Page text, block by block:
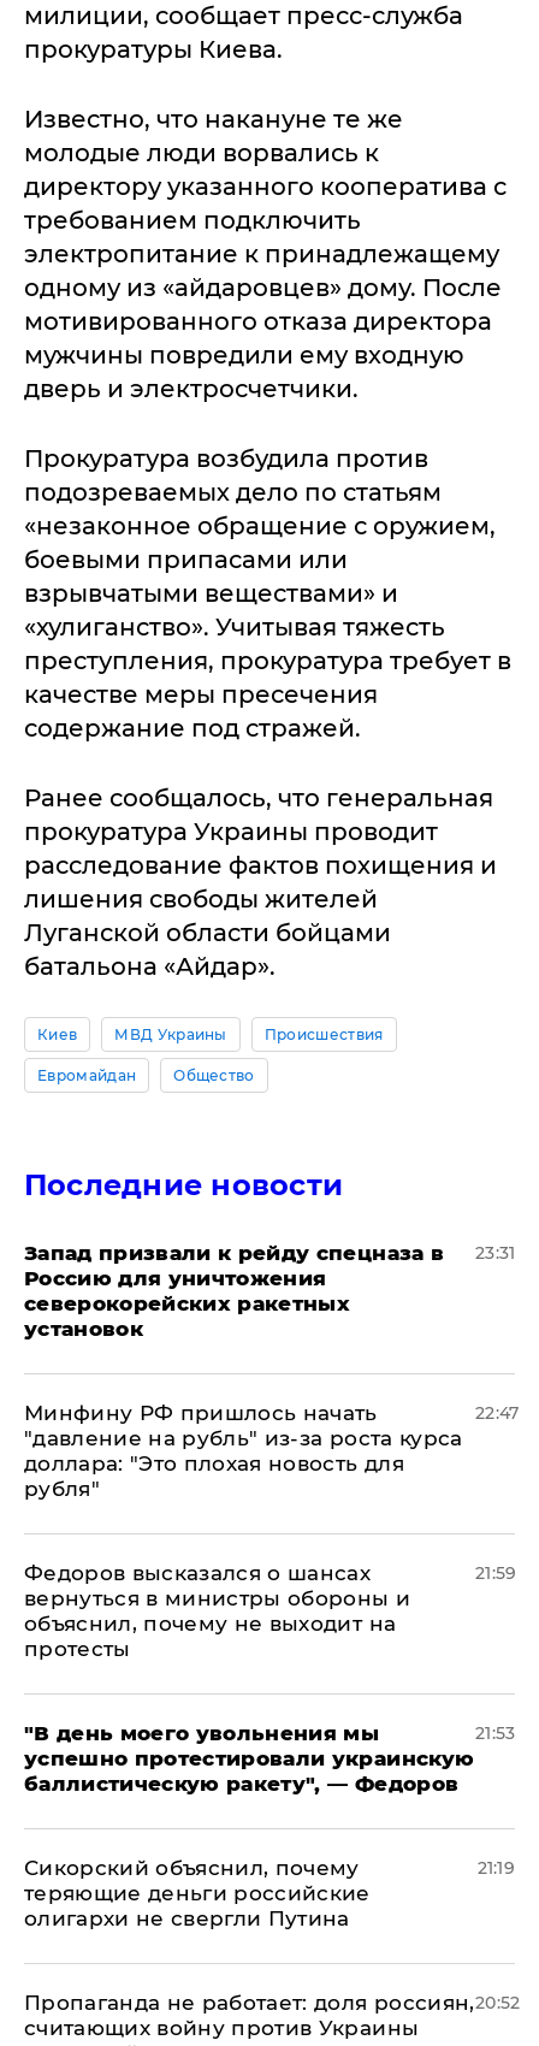
милиции, сообщает пресс-служба
прокуратуры Киева.
Известно, что накануне те же
молодые люди ворвались к
директору указанного кооператива с
требованием подключить
электропитание к принадлежащему
одному из «айдаровцев» дому. После
мотивированного отказа директора
мужчины повредили ему входную
дверь и электросчетчики.
Прокуратура возбудила против
подозреваемых дело по статьям
«незаконное обращение с оружием,
боевыми припасами или
взрывчатыми веществами» и
«хулиганство». Учитывая тяжесть
преступления, прокуратура требует в
качестве меры пресечения
содержание под стражей.
Ранее сообщалось, что генеральная
прокуратура Украины проводит
расследование фактов похищения и
лишения свободы жителей
Луганской области бойцами
батальона «Айдар».
Киев МВД Украины Происшествия
Евромайдан Общество
Последние новости
Запад призвали к рейду спецназа в
Россию для уничтожения
северокорейских ракетных
установок
23:31
Минфину РФ пришлось начать
"давление на рубль" из-за роста курса
доллара: "Это плохая новость для
рубля"
22:47
Федоров высказался о шансах
вернуться в министры обороны и
объяснил, почему не выходит на
протесты
21:59
​"В день моего увольнения мы
успешно протестировали украинскую
баллистическую ракету", — Федоров
21:53
Сикорский объяснил, почему
теряющие деньги российские
олигархи не свергли Путина
21:19
​Пропаганда не работает: доля россиян,
считающих войну против Украины
20:52